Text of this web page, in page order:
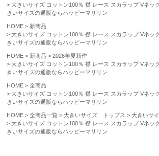
大きいサイズ コットン100％ 襟 レース スカラップ Vネッ
きいサイズの通販ならハッピーマリリン
HOME
新商品
大きいサイズ コットン100％ 襟 レース スカラップ Vネッ
きいサイズの通販ならハッピーマリリン
HOME 新商品
2026年夏新作
大きいサイズ コットン100％ 襟 レース スカラップ Vネッ
きいサイズの通販ならハッピーマリリン
HOME
全商品
大きいサイズ コットン100％ 襟 レース スカラップ Vネッ
きいサイズの通販ならハッピーマリリン
HOME 全商品一覧 大きいサイズ トップス
大きいサ
大きいサイズ コットン100％ 襟 レース スカラップ Vネッ
きいサイズの通販ならハッピーマリリン